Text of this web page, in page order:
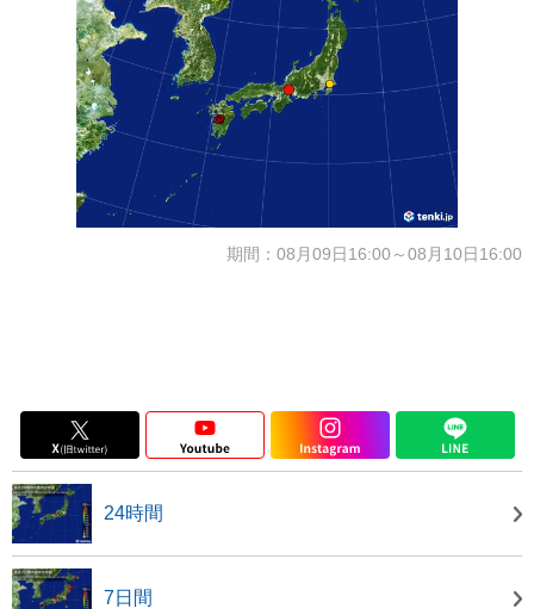
期間：08月09日16:00～08月10日16:00
24時間
7日間